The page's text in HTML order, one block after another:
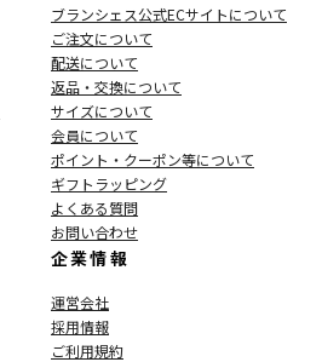
ブランシェス公式ECサイトについて
ご注文について
配送について
返品・交換について
サイズについて
会員について
ポイント・クーポン等について
ギフトラッピング
よくある質問
お問い合わせ
企業情報
運営会社
採用情報
ご利用規約